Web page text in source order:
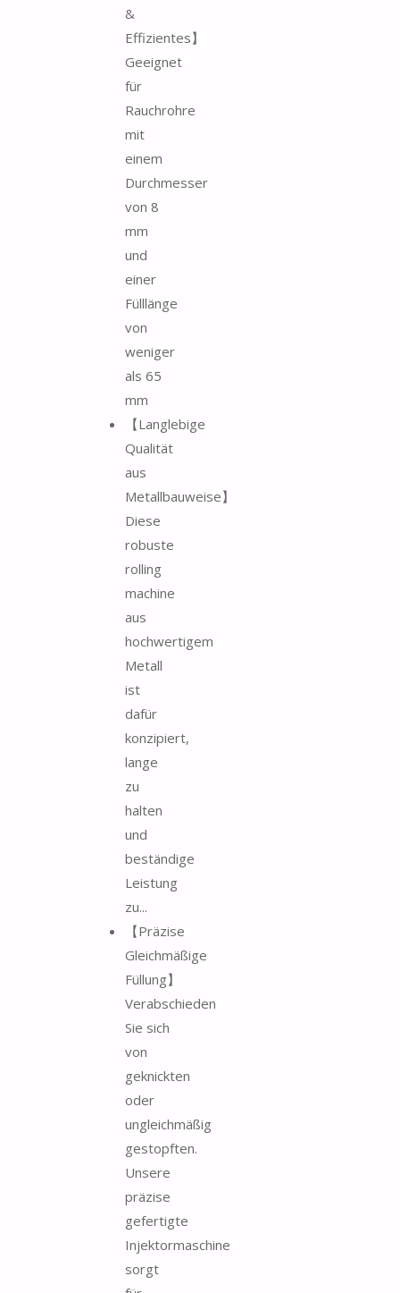
&
Effizientes】
Geeignet
für
Rauchrohre
mit
einem
Durchmesser
von 8
mm
und
einer
Fülllänge
von
weniger
als 65
mm
【Langlebige
Qualität
aus
Metallbauweise】
Diese
robuste
rolling
machine
aus
hochwertigem
Metall
ist
dafür
konzipiert,
lange
zu
halten
und
beständige
Leistung
zu...
【Präzise
Gleichmäßige
Füllung】
Verabschieden
Sie sich
von
geknickten
oder
ungleichmäßig
gestopften.
Unsere
präzise
gefertigte
Injektormaschine
sorgt